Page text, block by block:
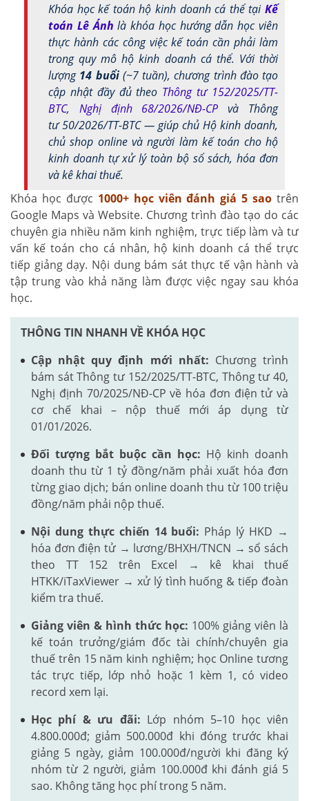
Khóa học kế toán hộ kinh doanh cá thể tại Kế
toán Lê Ánh là khóa học hướng dẫn học viên
thực hành các công việc kế toán cần phải làm
trong quy mô hộ kinh doanh cá thể. Với thời
lượng 14 buổi(~7 tuần), chương trình đào tạo
cập nhật đầy đủ theo Thông tư 152/2025/TT-
BTC, Nghị định 68/2026/NĐ-CP và Thông
tư 50/2026/TT-BTC — giúp chủ Hộ kinh doanh,
chủ shop online và người làm kế toán cho hộ
kinh doanh tự xử lý toàn bộ sổ sách, hóa đơn
và kê khai thuế.
Khóa học được 1000+ học viên đánh giá 5 sao trên
Google Maps và Website. Chương trình đào tạo do các
chuyên gia nhiều năm kinh nghiệm, trực tiếp làm và tư
vấn kế toán cho cá nhân, hộ kinh doanh cá thể trực
tiếp giảng dạy. Nội dung bám sát thực tế vận hành và
tập trung vào khả năng làm được việc ngay sau khóa
học.
THÔNG TIN NHANH VỀ KHÓA HỌC
Cập nhật quy định mới nhất: Chương trình
bám sát Thông tư 152/2025/TT-BTC, Thông tư 40,
Nghị định 70/2025/NĐ-CP về hóa đơn điện tử và
cơ chế khai – nộp thuế mới áp dụng từ
01/01/2026.
Đối tượng bắt buộc cần học: Hộ kinh doanh
doanh thu từ 1 tỷ đồng/năm phải xuất hóa đơn
từng giao dịch; bán online doanh thu từ 100 triệu
đồng/năm phải nộp thuế.
Nội dung thực chiến 14 buổi: Pháp lý HKD →
hóa đơn điện tử → lương/BHXH/TNCN → sổ sách
theo TT 152 trên Excel → kê khai thuế
HTKK/iTaxViewer → xử lý tình huống & tiếp đoàn
kiểm tra thuế.
Giảng viên & hình thức học: 100% giảng viên là
kế toán trưởng/giám đốc tài chính/chuyên gia
thuế trên 15 năm kinh nghiệm; học Online tương
tác trực tiếp, lớp nhỏ hoặc 1 kèm 1, có video
record xem lại.
Học phí & ưu đãi: Lớp nhóm 5–10 học viên
4.800.000đ; giảm 500.000đ khi đóng trước khai
giảng 5 ngày, giảm 100.000đ/người khi đăng ký
nhóm từ 2 người, giảm 100.000đ khi đánh giá 5
sao. Không tăng học phí trong 5 năm.